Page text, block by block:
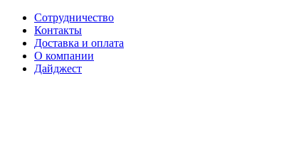
Сотрудничество
Контакты
Доставка и оплата
О компании
Дайджест